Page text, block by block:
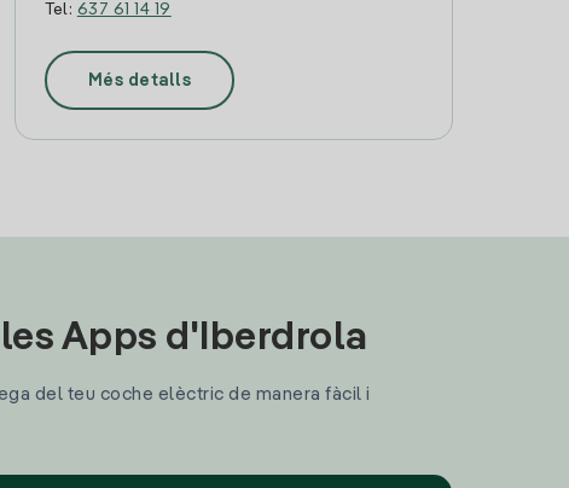
Tel: 637 61 14 19
Més detalls
Apps d'Iberdrola
del teu coche elèctric de manera fàcil i